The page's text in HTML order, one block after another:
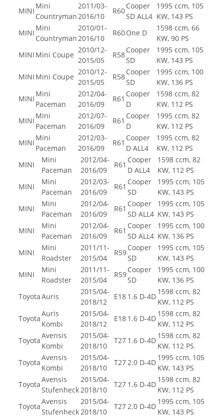
MINI
Mini
Countryman
2011/03-
2016/10
R60
Cooper
SD ALL4
1995 ccm, 105
KW, 143 PS
MINI
Mini
Countryman
2010/01-
2016/10
R60One D
1598 ccm, 66
KW, 90 PS
MINI Mini Coupe
2010/12-
2015/05
R58
Cooper
SD
1995 ccm, 105
KW, 143 PS
MINI Mini Coupe
2010/12-
2015/05
R58
Cooper
SD
1995 ccm, 100
KW, 136 PS
MINI
Mini
Paceman
2012/04-
2016/09
R61
Cooper
D
1598 ccm, 82
KW, 112 PS
MINI
Mini
Paceman
2012/07-
2016/09
R61
Cooper
D
1995 ccm, 82
KW, 112 PS
MINI
Mini
Paceman
2012/03-
2016/09
R61
Cooper
D ALL4
1995 ccm, 82
KW, 112 PS
MINI
Mini
Paceman
2012/04-
2016/09
R61
Cooper
D ALL4
1598 ccm, 82
KW, 112 PS
MINI
Mini
Paceman
2012/03-
2016/09
R61
Cooper
SD
1995 ccm, 105
KW, 143 PS
MINI
Mini
Paceman
2012/04-
2016/09
R61
Cooper
SD ALL4
1995 ccm, 105
KW, 143 PS
MINI
Mini
Paceman
2012/04-
2016/09
R61
Cooper
SD ALL4
1995 ccm, 100
KW, 136 PS
MINI
Mini
Roadster
2011/11-
2015/04
R59
Cooper
SD
1995 ccm, 105
KW, 143 PS
MINI
Mini
Roadster
2011/11-
2015/04
R59
Cooper
SD
1995 ccm, 100
KW, 136 PS
ToyotaAuris
2015/04-
2018/12
E18 1.6 D-4D
1598 ccm, 82
KW, 112 PS
Toyota
Auris
Kombi
2015/04-
2018/12
E18 1.6 D-4D
1598 ccm, 82
KW, 112 PS
Toyota
Avensis
Kombi
2015/04-
2018/10
T27 1.6 D-4D
1598 ccm, 82
KW, 112 PS
Toyota
Avensis
Kombi
2015/04-
2018/10
T272.0 D-4D
1995 ccm, 105
KW, 143 PS
Toyota
Avensis
Stufenheck
2015/04-
2018/10
T27 1.6 D-4D
1598 ccm, 82
KW, 112 PS
Toyota
Avensis
Stufenheck
2015/04-
2018/10
T272.0 D-4D
1995 ccm, 105
KW, 143 PS